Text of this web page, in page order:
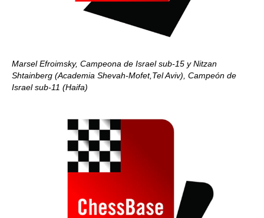
Marsel Efroimsky, Campeona de Israel sub-15 y Nitzan
Shtainberg (Academia Shevah-Mofet,Tel Aviv), Campeón de
Israel sub-11 (Haifa)